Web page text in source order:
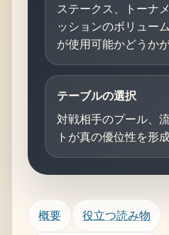
ステークス、トーナ
ッションのボリュー
が使用可能かどうか
テーブルの選択
対戦相手のプール、
トが真の優位性を形
概要 役立つ読み物